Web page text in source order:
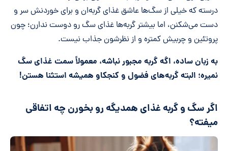
درسته که خیلی از سگ‌ها عاشق غذای گربه‌ان و برای خوردنش سر و
دست می‌شکنن، اما بیشتر گربه‌ها غذای سگ رو دوست ندارن؛ چون
پروتئین و چربیش کمتره و از نظرشون جذاب نیست.
به زبان ساده، اگه گربه مجبور نباشه، معمولاً سمت غذای سگ
نمیره؛ البته گربه‌های فضول و کنجکاو همیشه استثنا هستن!
اگر سگ و گربه غذای همدیگه رو بخورن چه اتفاقی
میفته؟